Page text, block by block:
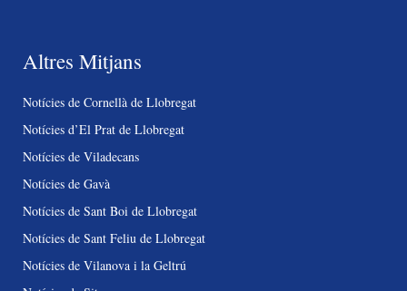
Altres Mitjans
Notícies de Cornellà de Llobregat
Notícies d’El Prat de Llobregat
Notícies de Viladecans
Notícies de Gavà
Notícies de Sant Boi de Llobregat
Notícies de Sant Feliu de Llobregat
Notícies de Vilanova i la Geltrú